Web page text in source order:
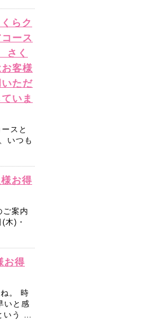
らク
ース
さく
客様
ただ
いま
スと
いつも
お得
ご案内
木)・
お得
。 時
いと感
いう …